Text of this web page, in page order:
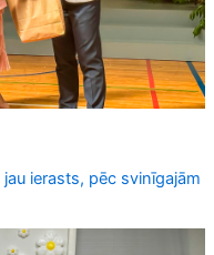
ierasts, pēc svinīgajām